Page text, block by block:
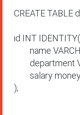
CREATE TABLE
id INT
name
department
salary
);